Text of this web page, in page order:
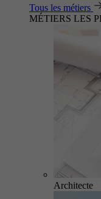
Tous les métiers
MÉTIERS LES
Architecte